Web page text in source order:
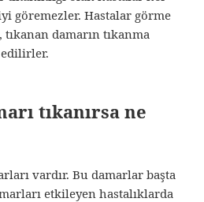
göremezler. Hastalar görme
damarın tıkanma
tıkanırsa ne
vardır. Bu damarlar başta
etkileyen hastalıklarda